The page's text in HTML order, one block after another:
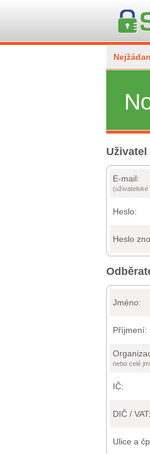
Uživatel
E-mail:
(uživatelské
Heslo:
Heslo
Jméno:
Příjmení:
nebo celé
IČ:
DIČ / VAT:
Ulice a